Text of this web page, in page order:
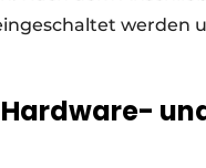
werden